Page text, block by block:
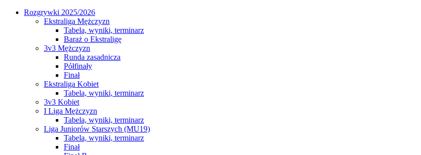
Rozgrywki 2025/2026
Ekstraliga Mężczyzn
Tabela, wyniki, terminarz
Baraż o Ekstraligę
3v3 Mężczyzn
Runda zasadnicza
Półfinały
Finał
Ekstraliga Kobiet
Tabela, wyniki, terminarz
3v3 Kobiet
I Liga Mężczyzn
Tabela, wyniki, terminarz
Liga Juniorów Starszych (MU19)
Tabela, wyniki, terminarz
Finał